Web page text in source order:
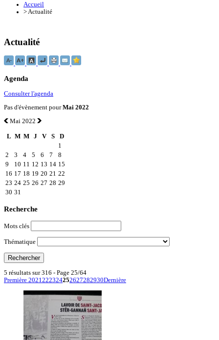
Accueil
> Actualité
Actualité
Agenda
Consulter l'agenda
Pas d'évènement pourMai 2022
Mai 2022
L M M J V S
D
1
2
3 4 5 6 7
8
9
10 11 12 13 14 15
16 17 18 19 20 21 22
23 24 25 26 27 28 29
30 31
Recherche
Mots clés
Thématique
5 résultats sur 316 - Page 25/64
Première 2021222324252627282930Dernière